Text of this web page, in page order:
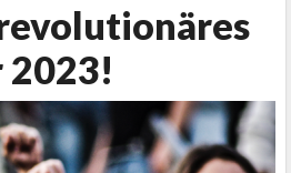
2023!